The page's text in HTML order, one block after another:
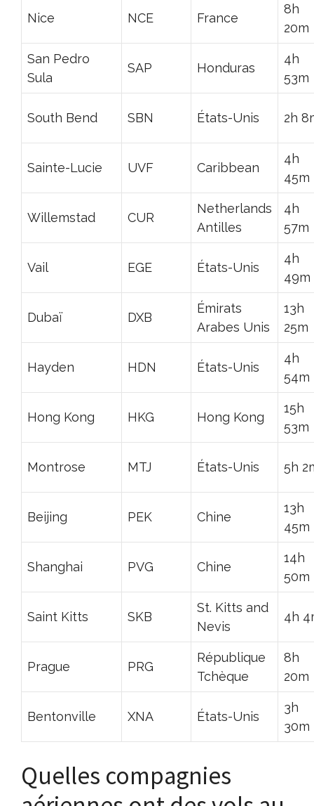
Nice NCE France
8h
20m
San Pedro
Sula
SAP Honduras
4h
53m
South Bend SBN États-Unis 2h
Sainte-Lucie UVF Caribbean
4h
45m
Willemstad CUR
Netherlands
Antilles
4h
57m
Vail EGE États-Unis
4h
49m
Dubaï DXB
Émirats
Arabes Unis
13h
25m
Hayden HDN États-Unis
4h
54m
Hong Kong HKG Hong Kong
15h
53m
Montrose MTJ États-Unis 5h
Beijing PEK Chine
13h
45m
Shanghai PVG Chine
14h
50m
Saint Kitts SKB
St. Kitts and
Nevis
4h
Prague PRG
République
Tchèque
8h
20m
Bentonville XNA États-Unis
3h
30m
Quelles compagnies